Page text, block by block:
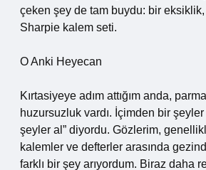
çeken şey de tam buydu: bir
Sharpie kalem seti.
O Anki Heyecan
Kırtasiyeye adım attığım anda,
huzursuzluk vardı. İçimden bir şeyler
şeyler al” diyordu. Gözlerim,
kalemler ve defterler arasında
farklı bir şey arıyordum. Biraz daha